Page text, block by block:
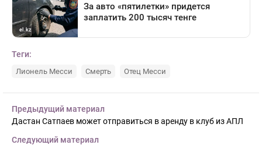
Теги:
Лионель Месси Смерть Отец Месси
Предыдущий материал
Дастан Сатпаев может отправиться в аренду в клуб из АПЛ
Следующий материал